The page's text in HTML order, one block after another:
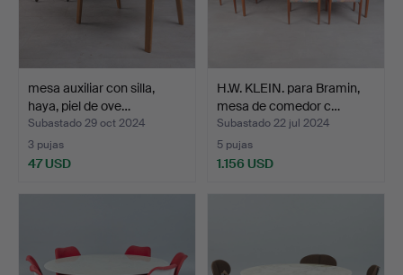
mesa auxiliar con silla,
haya, piel de ove…
Subastado 29 oct 2024
3 pujas
47 USD
H.W. KLEIN. para Bramin,
mesa de comedor c…
Subastado 22 jul 2024
5 pujas
1.156 USD